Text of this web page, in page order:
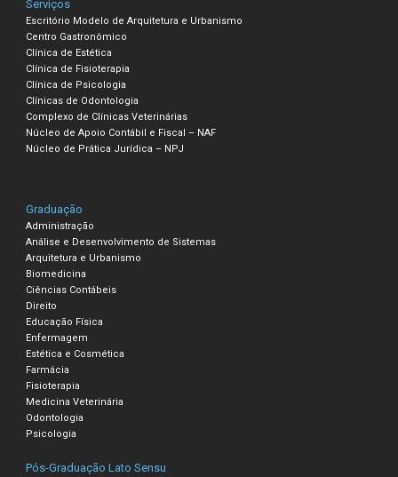
Serviços
Escritório Modelo de Arquitetura e Urbanismo
Centro Gastronômico
Clínica de Estética
Clínica de Fisioterapia
Clínica de Psicologia
Clínicas de Odontologia
Complexo de Clínicas Veterinárias
Núcleo de Apoio Contábil e Fiscal – NAF
Núcleo de Prática Jurídica – NPJ
Graduação
Administração
Análise e Desenvolvimento de Sistemas
Arquitetura e Urbanismo
Biomedicina
Ciências Contábeis
Direito
Educação Física
Enfermagem
Estética e Cosmética
Farmácia
Fisioterapia
Medicina Veterinária
Odontologia
Psicologia
Pós-Graduação Lato Sensu